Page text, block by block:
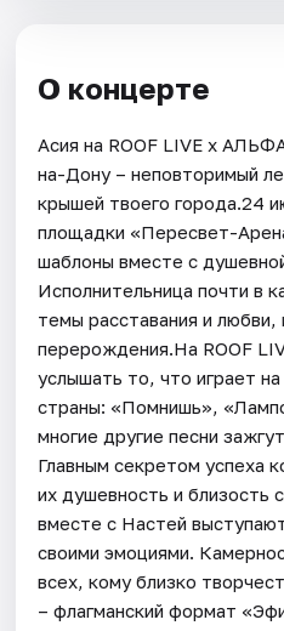
О концерте
Асия на ROOF LIVE x
на-Дону – неповторимый
крышей твоего города.24
площадки «Пересвет-
шаблоны вместе с
Исполнительница почти в
темы расставания и любви,
перерождения.На ROOF
услышать то, что играет
страны: «Помнишь»,
многие другие песни
Главным секретом успеха
их душевность и близость
вместе с Настей
своими эмоциями.
всех, кому близко
– флагманский формат